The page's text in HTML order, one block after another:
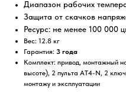
Диапазон рабочих
Защита от скачков
Ресурс: не менее 100 000
Вес: 12.8 кг
Гарантия: 3 года
Комплект: привод, монтажный
высоте), 2 пульта AT4-N, 2
монтажу и эксплуатации